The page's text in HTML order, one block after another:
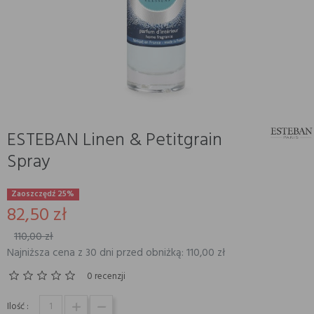
ESTEBAN Linen & Petitgrain
Spray
Zaoszczędź 25%
82,50 zł
110,00 zł
Najniższa cena z 30 dni przed obniżką: 110,00 zł
0 recenzji
Ilość :